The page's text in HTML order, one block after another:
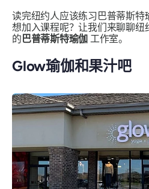
读完纽约人应该练习巴普蒂斯特
想加入课程呢？让我们来聊聊纽
的巴普蒂斯特瑜伽 工作室。
Glow瑜伽和果汁吧